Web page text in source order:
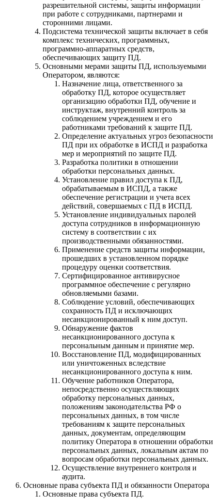
разрешительной системы, защиты информации
при работе с сотрудниками, партнерами и
сторонними лицами.
Подсистема технической защиты включает в себя
комплекс технических, программных,
программно-аппаратных средств,
обеспечивающих защиту ПД.
Основными мерами защиты ПД, используемыми
Оператором, являются:
Назначение лица, ответственного за
обработку ПД, которое осуществляет
организацию обработки ПД, обучение и
инструктаж, внутренний контроль за
соблюдением учреждением и его
работниками требований к защите ПД.
Определение актуальных угроз безопасности
ПД при их обработке в ИСПД и разработка
мер и мероприятий по защите ПД.
Разработка политики в отношении
обработки персональных данных.
Установление правил доступа к ПД,
обрабатываемым в ИСПД, а также
обеспечение регистрации и учета всех
действий, совершаемых с ПД в ИСПД.
Установление индивидуальных паролей
доступа сотрудников в информационную
систему в соответствии с их
производственными обязанностями.
Применение средств защиты информации,
прошедших в установленном порядке
процедуру оценки соответствия.
Сертифицированное антивирусное
программное обеспечение с регулярно
обновляемыми базами.
Соблюдение условий, обеспечивающих
сохранность ПД и исключающих
несанкционированный к ним доступ.
Обнаружение фактов
несанкционированного доступа к
персональным данным и принятие мер.
Восстановление ПД, модифицированных
или уничтоженных вследствие
несанкционированного доступа к ним.
Обучение работников Оператора,
непосредственно осуществляющих
обработку персональных данных,
положениям законодательства РФ о
персональных данных, в том числе
требованиям к защите персональных
данных, документам, определяющим
политику Оператора в отношении обработки
персональных данных, локальным актам по
вопросам обработки персональных данных.
Осуществление внутреннего контроля и
аудита.
Основные права субъекта ПД и обязанности Оператора
Основные права субъекта ПД.